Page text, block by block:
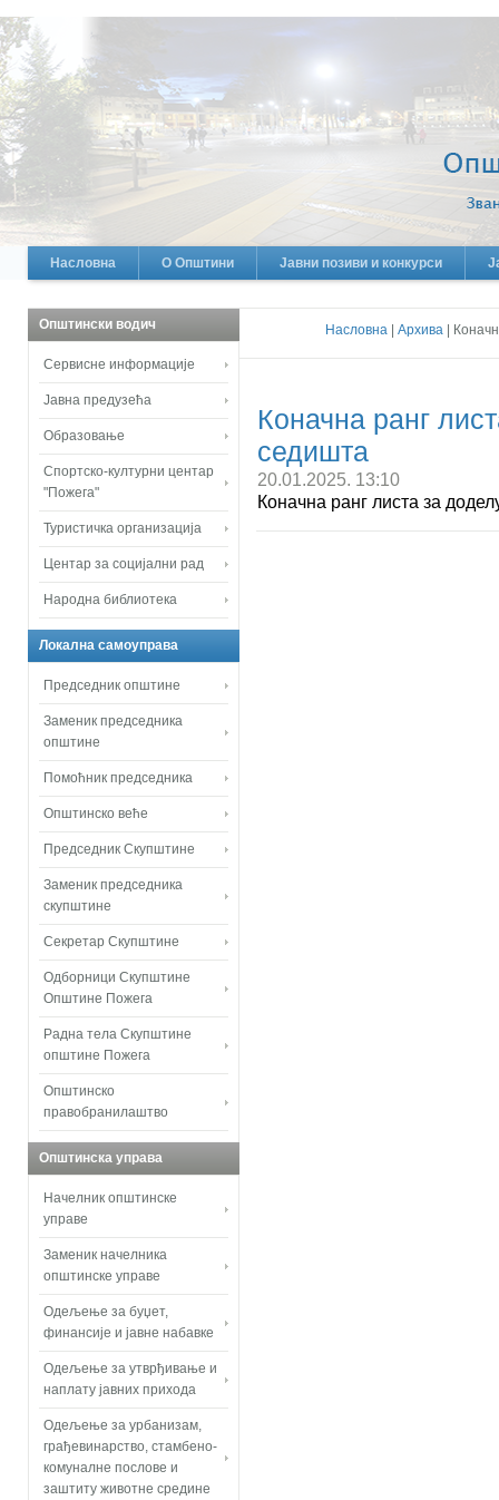
Насловна О Општини Јавни позиви и конкурси
Општински водич
Сервисне информације
Јавна предузећа
Образовање
Спортско-културни центар
"Пожега"
Туристичка организација
Центар за социјални рад
Народна библиотека
Локална самоуправа
Председник општине
Заменик председника
општине
Помоћник председника
Општинско веће
Председник Скупштине
Заменик председника
скупштине
Секретар Скупштине
Одборници Скупштине
Општине Пожега
Радна тела Скупштине
општине Пожега
Општинско
правобранилаштво
Општинска управа
Начелник општинске
управе
Заменик начелника
општинске управе
Одељење за буџет,
финансије и јавне набавке
Одељење за утврђивање и
наплату јавних прихода
Одељење за урбанизам,
грађевинарство, стамбено-
комуналне послове и
заштиту животне средине
Насловна Архива |
Коначна ранг
седишта
20.01.2025. 13:10
Коначна ранг листа за